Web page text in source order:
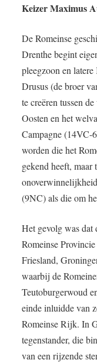
Keizer Maximus
De Romeinse
Drenthe begint
pleegzoon en
Drusus (de broer
te creëren tussen
Oosten en het
Campagne (14VC-
worden die het
gekend heeft, maar
(9NC) als die om
Het gevolg was
Romeinse
Friesland,
waarbij de
Teutoburgerwoud
einde inluidde van
Romeinse Rijk. In
tegenstander, die
van een rijzende